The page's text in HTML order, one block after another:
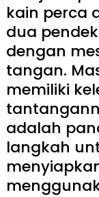
kain perca
dua
dengan
tangan.
memiliki
adalah
langkah